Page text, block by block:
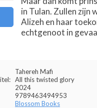
in Tulan. Zullen zijn
Alizeh en haar
echtgenoot in
Tahereh Mafi
All this twisted glory
2024
9789463494953
Blossom Books